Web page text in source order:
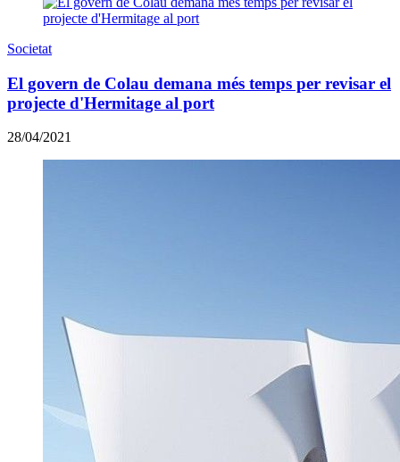
Societat
El govern de Colau demana més temps per revisar el
projecte d'Hermitage al port
28/04/2021